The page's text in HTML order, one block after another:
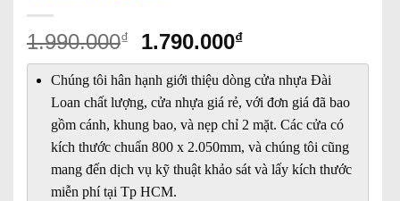
1.990.000₫
Giá
gốc
là:
1.990.000₫.
1.790.000₫Giá
hiện
tại
là:
1.790.000₫.
Chúng tôi hân hạnh giới thiệu dòng cửa nhựa Đài
Loan chất lượng, cửa nhựa giá rẻ, với đơn giá đã bao
gồm cánh, khung bao, và nẹp chỉ 2 mặt. Các cửa có
kích thước chuẩn 800 x 2.050mm, và chúng tôi cũng
mang đến dịch vụ kỹ thuật khảo sát và lấy kích thước
miễn phí tại Tp HCM.